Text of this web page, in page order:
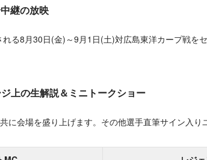
継の放映
る8月30日(金)～9月1日(土)対広島東洋カープ戦を
上の生解説＆ミニトークショー
に会場を盛り上げます。その他選手直筆サイン入り